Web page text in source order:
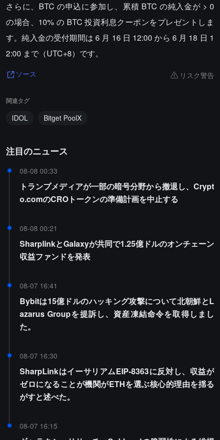
さらに、BTC の申込に参加し、累積 BTC の純入金が > 0
の場合、10% の BTC 投資利息クーポンをプレゼントしま
す。純入金の受付期間は 6 月 16 日 12:00 から 6 月 18 日 1
2:00 まで（UTC+8）です。
ソース リスク警告
関連タグ
IDOL Bitget PoolX
注目のニュース
08-08 00:33
トランプメディアが一部の暗号分野から撤退し、Crypt
o.comのCROトークンの準備計画を中止する
08-08 00:21
SharplinkとGalaxyが共同で1.25億ドルのオンチェーン
収益ファンドを発表
08-07 16:41
Bybitは15億ドルのハッキング攻撃について北朝鮮とL
azarus Groupを提訴し、資産凍結命令を取得しまし
た。
08-07 16:30
SharpLinkはイーサリアムEIP-8363に反対し、収益が
ゼロになることが機関がETHを選ぶ核心的理由を揺る
がすと述べた。
08-07 16:15